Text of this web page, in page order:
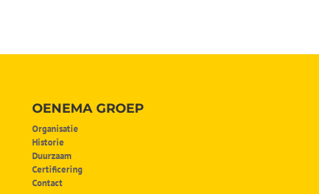
OENEMA GROEP
Organisatie
Historie
Duurzaam
Certificering
Contact